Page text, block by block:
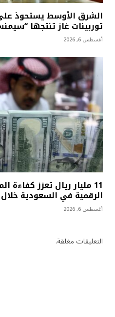
توربينات غاز تنتجها
أغسطس 6, 2026
11 مليار ريال تعزز كفاءة
الرقمية في السعودية
أغسطس 6, 2026
التعليقات مغلقة.